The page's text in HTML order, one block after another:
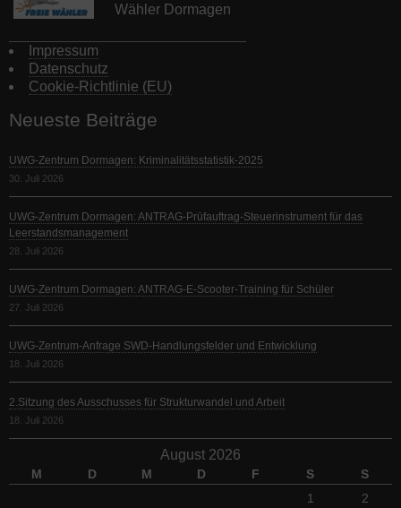
Wähler Dormagen
Impressum
Datenschutz
Cookie-Richtlinie (EU)
Neueste Beiträge
UWG-Zentrum Dormagen: Kriminalitätsstatistik-2025
30. Juli 2026
UWG-Zentrum Dormagen: ANTRAG-Prüfauftrag-Steuerinstrument für das
Leerstandsmanagement
28. Juli 2026
UWG-Zentrum Dormagen: ANTRAG-E-Scooter-Training für Schüler
27. Juli 2026
UWG-Zentrum-Anfrage SWD-Handlungsfelder und Entwicklung
18. Juli 2026
2.Sitzung des Ausschusses für Strukturwandel und Arbeit
18. Juli 2026
August 2026
M D M D F S
S
1
2